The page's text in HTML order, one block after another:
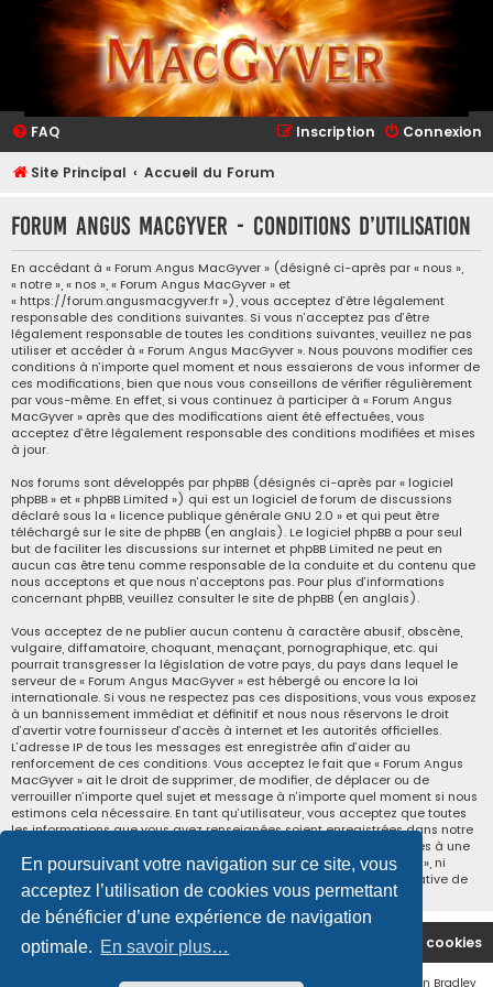
En poursuivant votre navigation sur ce site, vous
acceptez l’utilisation de cookies vous permettant
de bénéficier d’une expérience de navigation
optimale. En savoir plus…
FAQ Connexion
Inscription
Site Principal Accueil du Forum
Forum Angus MacGyver - Conditions d’utilisation
En accédant à « Forum Angus MacGyver » (désigné ci-après par « nous »,
« notre », « nos », « Forum Angus MacGyver » et
« https://forum.angusmacgyver.fr »), vous acceptez d’être légalement
responsable des conditions suivantes. Si vous n’acceptez pas d’être
légalement responsable de toutes les conditions suivantes, veuillez ne pas
utiliser et accéder à « Forum Angus MacGyver ». Nous pouvons modifier ces
conditions à n’importe quel moment et nous essaierons de vous informer de
ces modifications, bien que nous vous conseillons de vérifier régulièrement
par vous-même. En effet, si vous continuez à participer à « Forum Angus
MacGyver » après que des modifications aient été effectuées, vous
acceptez d’être légalement responsable des conditions modifiées et mises
à jour.
Nos forums sont développés par phpBB (désignés ci-après par « logiciel
phpBB » et « phpBB Limited ») qui est un logiciel de forum de discussions
déclaré sous la « licence publique générale GNU 2.0 » et qui peut être
téléchargé sur le site de phpBB (en anglais). Le logiciel phpBB a pour seul
but de faciliter les discussions sur internet et phpBB Limited ne peut en
aucun cas être tenu comme responsable de la conduite et du contenu que
nous acceptons et que nous n’acceptons pas. Pour plus d’informations
concernant phpBB, veuillez consulter le site de phpBB (en anglais).
Vous acceptez de ne publier aucun contenu à caractère abusif, obscène,
vulgaire, diffamatoire, choquant, menaçant, pornographique, etc. qui
pourrait transgresser la législation de votre pays, du pays dans lequel le
serveur de « Forum Angus MacGyver » est hébergé ou encore la loi
internationale. Si vous ne respectez pas ces dispositions, vous vous exposez
à un bannissement immédiat et définitif et nous nous réservons le droit
d’avertir votre fournisseur d’accès à internet et les autorités officielles.
L’adresse IP de tous les messages est enregistrée afin d’aider au
renforcement de ces conditions. Vous acceptez le fait que « Forum Angus
MacGyver » ait le droit de supprimer, de modifier, de déplacer ou de
verrouiller n’importe quel sujet et message à n’importe quel moment si nous
estimons cela nécessaire. En tant qu’utilisateur, vous acceptez que toutes
les informations que vous avez renseignées soient enregistrées dans notre
base de données. Bien que ces informations ne seront pas diffusées à une
tierce partie sans votre consentement, ni « Forum Angus MacGyver », ni
phpBB, ne pourront être tenus comme responsables en cas de tentative de
piratage informatique visant à compromettre vos données.
Site Principal Accueil du Forum Supprimer les cookies
Ian Bradley